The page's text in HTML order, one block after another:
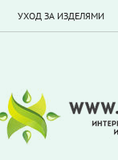
УХОД ЗА ИЗДЕЛЯМИ